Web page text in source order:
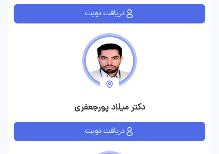
دریافت نوبت
دکتر میلاد پورجعفری
دریافت نوبت